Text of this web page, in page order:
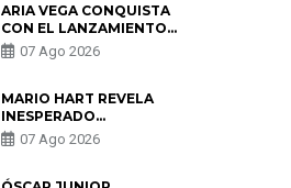
PARTES QUERÍA EL
REMEMBER”
ARIA VEGA CONQUISTA
CON EL LANZAMIENTO
DE “TOTOTO (+4)”
07 Ago 2026
MARIO HART REVELA
INESPERADO
PROBLEMA DE SALUD
ANTES DE SEPARARSE
07 Ago 2026